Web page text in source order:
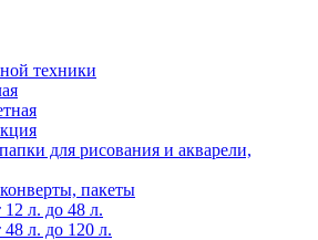
техники
для рисования и акварели,
пакеты
12 л. до 48 л.
48 л. до 120 л.